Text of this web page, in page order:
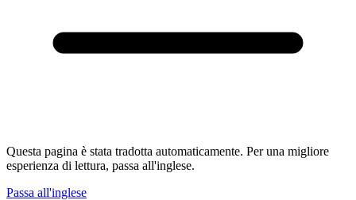
Questa pagina è stata tradotta automaticamente. Per una migliore
esperienza di lettura, passa all'inglese.
Passa all'inglese